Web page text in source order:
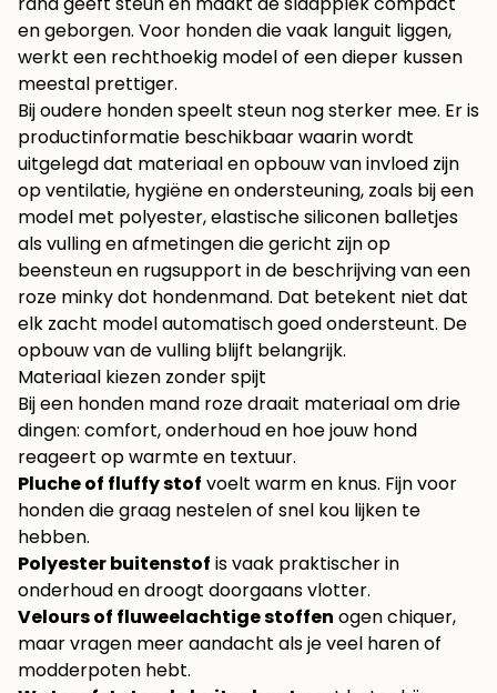
en geborgen. Voor honden die vaak languit liggen,
werkt een rechthoekig model of een dieper kussen
meestal prettiger.
Bij oudere honden speelt steun nog sterker mee. Er is
productinformatie beschikbaar waarin wordt
uitgelegd dat materiaal en opbouw van invloed zijn
op ventilatie, hygiëne en ondersteuning, zoals bij een
model met polyester, elastische siliconen balletjes
als vulling en afmetingen die gericht zijn op
beensteun en rugsupport in de beschrijving van een
roze minky dot hondenmand. Dat betekent niet dat
elk zacht model automatisch goed ondersteunt. De
opbouw van de vulling blijft belangrijk.
Materiaal kiezen zonder spijt
Bij een honden mand roze draait materiaal om drie
dingen: comfort, onderhoud en hoe jouw hond
reageert op warmte en textuur.
Pluche of fluffy stof voelt warm en knus. Fijn voor
honden die graag nestelen of snel kou lijken te
hebben.
Polyester buitenstof is vaak praktischer in
onderhoud en droogt doorgaans vlotter.
Velours of fluweelachtige stoffen ogen chiquer,
maar vragen meer aandacht als je veel haren of
modderpoten hebt.